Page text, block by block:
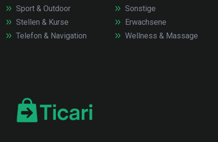
Sport & Outdoor
Stellen & Kurse
Telefon & Navigation
Sonstige
Erwachsene
Wellness & Massage